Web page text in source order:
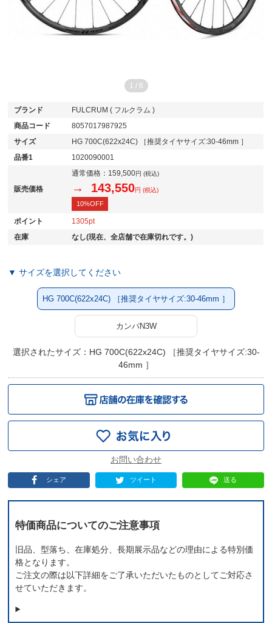
1 / 6
ブランド
FULCRUM ( フルクラム )
商品コード
8057017987925
サイズ
HG 700C(622x24C) ［推奨タイヤサイズ:30-46mm ］
品番1
1020090001
販売価格
通常価格： 159,500円 (税込)
→ 143,550円 (税込)
10%OFF
ポイント
1305
在庫
なし(現在、全店舗で在庫切れです。)
▼ サイズを選択してください
HG 700C(622x24C) ［推奨タイヤサイズ:30-46mm ］
カンパN3W
選択されたサイズ：HG 700C(622x24C) ［推奨タイヤサイズ:30-
46mm ］
シェア ツイート 送る
特価商品についてのご注意事項
旧品、型落ち、在庫処分、長期展示品などの理由による特別価
格となります。
ご注文の際は以下詳細をご了承いただいたものとしてご対応さ
せていただきます。